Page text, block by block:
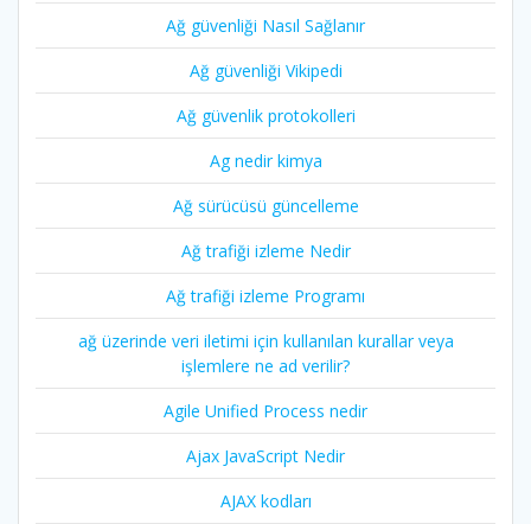
Ağ güvenliği Nasıl Sağlanır
Ağ güvenliği Vikipedi
Ağ güvenlik protokolleri
Ag nedir kimya
Ağ sürücüsü güncelleme
Ağ trafiği izleme Nedir
Ağ trafiği izleme Programı
ağ üzerinde veri iletimi için kullanılan kurallar veya
işlemlere ne ad verilir?
Agile Unified Process nedir
Ajax JavaScript Nedir
AJAX kodları